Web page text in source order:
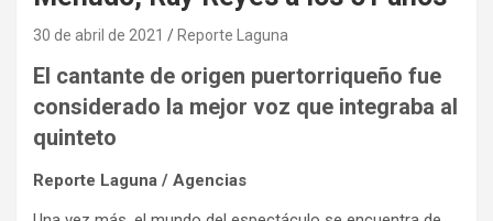
30 de abril de 2021 Reporte Laguna
El cantante de origen puertorriqueño fue
considerado la mejor voz que integraba al
quinteto
Reporte Laguna / Agencias